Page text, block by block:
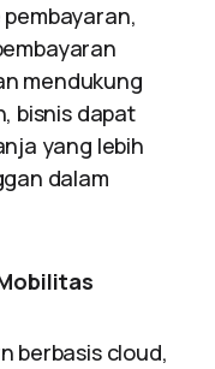
mendukung
bisnis dapat
yang lebih
dalam
berbasis cloud,